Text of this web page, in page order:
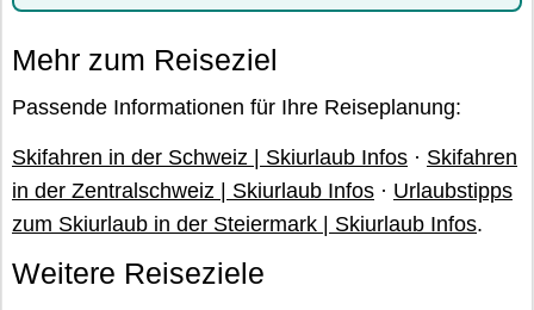
Mehr zum Reiseziel
Passende Informationen für Ihre Reiseplanung:
Skifahren in der Schweiz | Skiurlaub Infos · Skifahren
in der Zentralschweiz | Skiurlaub Infos · Urlaubstipps
zum Skiurlaub in der Steiermark | Skiurlaub Infos.
Weitere Reiseziele